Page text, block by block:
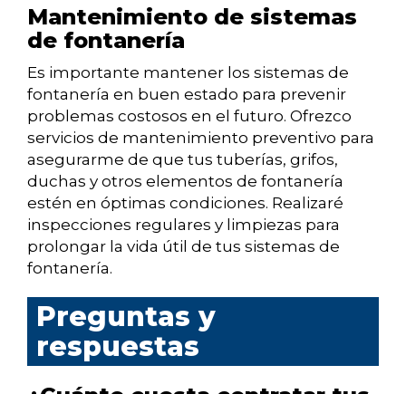
Mantenimiento de sistemas
de fontanería
Es importante mantener los sistemas de
fontanería en buen estado para prevenir
problemas costosos en el futuro. Ofrezco
servicios de mantenimiento preventivo para
asegurarme de que tus tuberías, grifos,
duchas y otros elementos de fontanería
estén en óptimas condiciones. Realizaré
inspecciones regulares y limpiezas para
prolongar la vida útil de tus sistemas de
fontanería.
Preguntas y
respuestas